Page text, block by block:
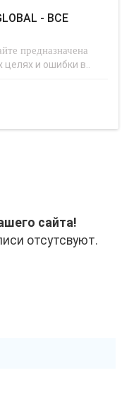
предназначена
и ошибки в..
сайта!
отсутсвуют.